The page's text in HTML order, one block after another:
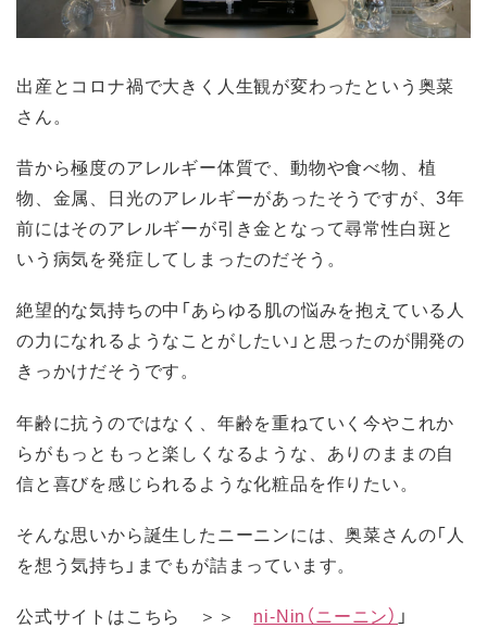
出産とコロナ禍で大きく人生観が変わったという奥菜
さん。
昔から極度のアレルギー体質で、動物や食べ物、植
物、金属、日光のアレルギーがあったそうですが、3年
前にはそのアレルギーが引き金となって尋常性白斑と
いう病気を発症してしまったのだそう。
絶望的な気持ちの中「あらゆる肌の悩みを抱えている人
の力になれるようなことがしたい」と思ったのが開発の
きっかけだそうです。
年齢に抗うのではなく、年齢を重ねていく今やこれか
らがもっともっと楽しくなるような、ありのままの自
信と喜びを感じられるような化粧品を作りたい。
そんな思いから誕生したニーニンには、奥菜さんの「人
を想う気持ち」までもが詰まっています。
公式サイトはこちら ＞＞ ni-Nin（ニーニン） 」